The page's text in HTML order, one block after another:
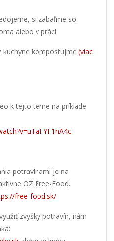
si zabaľme so
alebo v práci
kuchyne kompostujme (viac
k tejto téme na príklade
potravinami je na
OZ Free-Food.
free-food.sk/
zvyšky potravín, nám